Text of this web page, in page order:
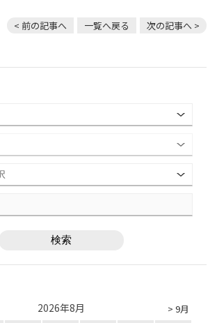
< 前の記事へ 一覧へ戻る 次の記事へ >
> 9月
2026年8月